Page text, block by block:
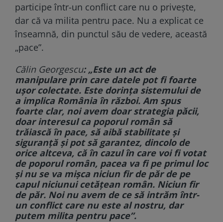
participe într-un conflict care nu o privește,
dar că va milita pentru pace. Nu a explicat ce
înseamnă, din punctul său de vedere, această
„pace”.
Călin Georgescu: „Este un act de
manipulare prin care datele pot fi foarte
ușor colectate. Este dorința sistemului de
a implica România în război. Am spus
foarte clar, noi avem doar strategia păcii,
doar interesul ca poporul român să
trăiască în pace, să aibă stabilitate și
siguranță și pot să garantez, dincolo de
orice altceva, că în cazul în care voi fi votat
de poporul român, pacea va fi pe primul loc
și nu se va mișca niciun fir de păr de pe
capul niciunui cetățean român. Niciun fir
de păr. Noi nu avem de ce să intrăm într-
un conflict care nu este al nostru, dar
putem milita pentru pace”.